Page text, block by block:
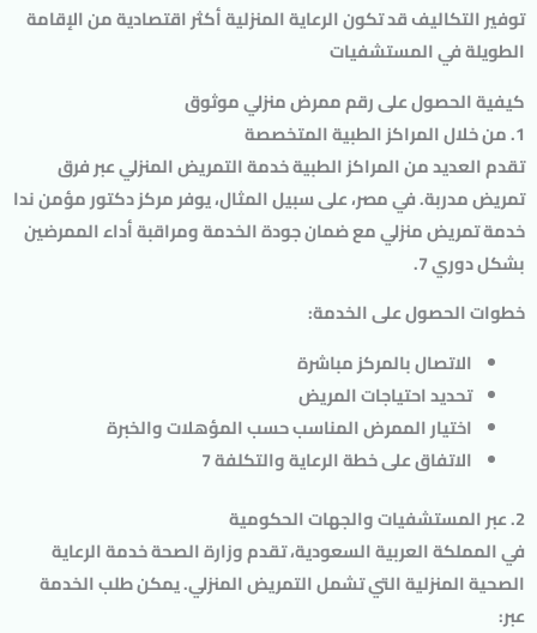
توفير التكاليفقد تكون الرعاية المنزلية أكثر اقتصادية من الإقامة
الطويلة في المستشفيات
كيفية الحصول على رقم ممرض منزلي موثوق
1. من خلال المراكز الطبية المتخصصة
تقدم العديد من المراكز الطبية خدمة التمريض المنزلي عبر فرق
تمريض مدربة. في مصر، على سبيل المثال، يوفر مركز دكتور مؤمن ندا
خدمة تمريض منزلي مع ضمان جودة الخدمة ومراقبة أداء الممرضين
بشكل دوري 7.
خطوات الحصول على الخدمة:
الاتصال بالمركز مباشرة
تحديد احتياجات المريض
اختيار الممرض المناسب حسب المؤهلات والخبرة
الاتفاق على خطة الرعاية والتكلفة 7
2. عبر المستشفيات والجهات الحكومية
في المملكة العربية السعودية، تقدم وزارة الصحة خدمة الرعاية
الصحية المنزلية التي تشمل التمريض المنزلي. يمكن طلب الخدمة
عبر: